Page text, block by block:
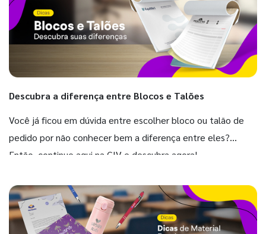
Descubra a diferença entre Blocos e Talões
Você já ficou em dúvida entre escolher bloco ou talão de
pedido por não conhecer bem a diferença entre eles?
Então, continue aqui na GIV e descubra agora!